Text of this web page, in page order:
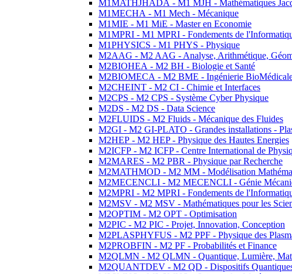
M1MATHJHADA - M1 MJH - Mathématiques
M1MECHA - M1 Mech - Mécanique
M1MIE - M1 MiE - Master en Economie
M1MPRI - M1 MPRI - Fondements de
M1PHYSICS - M1 PHYS - Physique
M2AAG - M2 AAG - Analyse, Arithmétique,
M2BIOHEA - M2 BH - Biologie et Santé
M2BIOMECA - M2 BME - Ingénierie
M2CHEINT - M2 CI - Chimie et Interfaces
M2CPS - M2 CPS - Système Cyber Physique
M2DS - M2 DS - Data Science
M2FLUIDS - M2 Fluids - Mécanique des Fluides
M2GI - M2 GI-PLATO - Grandes installations -
M2HEP - M2 HEP - Physique des Hautes Energies
M2ICFP - M2 ICFP - Centre International de
M2MARES - M2 PBR - Physique par Recherche
M2MATHMOD - M2 MM - Modélisation
M2MECENCLI - M2 MECENCLI - Génie
M2MPRI - M2 MPRI - Fondements de
M2MSV - M2 MSV - Mathématiques pour les
M2OPTIM - M2 OPT - Optimisation
M2PIC - M2 PIC - Projet, Innovation, Conception
M2PLASPHYFUS - M2 PPF - Physique des
M2PROBFIN - M2 PF - Probabilités et Finance
M2QLMN - M2 QLMN - Quantique, Lumière,
M2QUANTDEV - M2 QD - Dispositifs